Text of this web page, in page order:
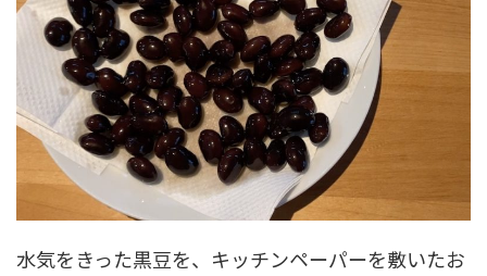
水気をきった黒豆を、キッチンペーパーを敷いたお